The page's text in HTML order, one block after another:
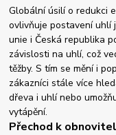
Globální úsilí o redukci
ovlivňuje postavení uhlí
unie i Česká republika
závislosti na uhlí, což
těžby. S tím se mění i
zákazníci stále více
dřeva i uhlí nebo
vytápění.
Přechod k